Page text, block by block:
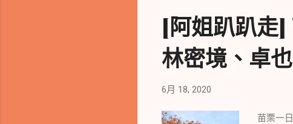
[阿姐趴趴走
林密境、卓
6月 18, 2020
苗栗一